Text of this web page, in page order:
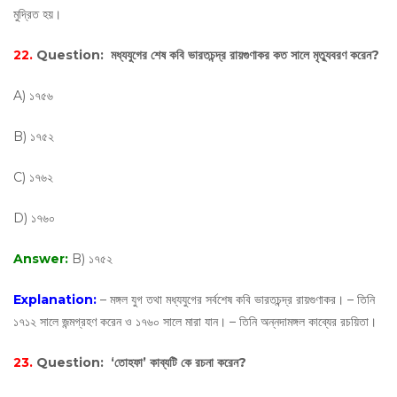
মুদ্রিত হয়।
22. Question: মধ্যযুগের শেষ কবি ভারতচন্দ্র রায়গুণাকর কত সালে মৃত্যুবরণ করেন?
A) ১৭৫৬
B) ১৭৫২
C) ১৭৬২
D) ১৭৬০
Answer: B) ১৭৫২
Explanation: – মঙ্গল যুগ তথা মধ্যযুগের সর্বশেষ কবি ভারতচন্দ্র রায়গুণাকর। – তিনি
১৭১২ সালে জন্মগ্রহণ করেন ও ১৭৬০ সালে মারা যান। – তিনি অন্নদামঙ্গল কাব্যের রচয়িতা।
23. Question: ‘তোহফা’ কাব্যটি কে রচনা করেন?